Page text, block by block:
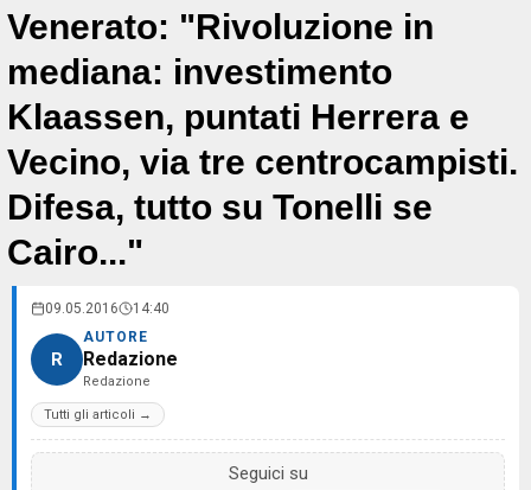
Venerato: "Rivoluzione in
mediana: investimento
Klaassen, puntati Herrera e
Vecino, via tre centrocampisti.
Difesa, tutto su Tonelli se
Cairo..."
09.05.2016 14:40
R
AUTORE
Redazione
Redazione
Tutti gli articoli →
Seguici su